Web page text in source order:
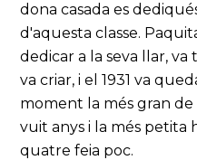
dona casada es
d'aquesta classe.
dedicar a la seva llar, va
va criar, i el 1931 va
moment la més gran de
vuit anys i la més petita
quatre feia poc.